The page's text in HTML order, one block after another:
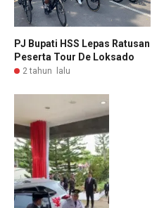
PJ Bupati HSS Lepas Ratusan
Peserta Tour De Loksado
2 tahun lalu